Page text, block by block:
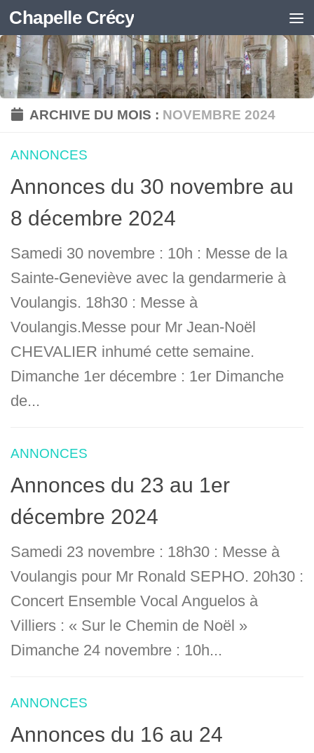
Skip to content
Chapelle Crécy
ARCHIVE DU MOIS : NOVEMBRE 2024
ANNONCES
Annonces du 30 novembre au
8 décembre 2024
Samedi 30 novembre : 10h : Messe de la
Sainte-Geneviève avec la gendarmerie à
Voulangis. 18h30 : Messe à
Voulangis.Messe pour Mr Jean-Noël
CHEVALIER inhumé cette semaine.
Dimanche 1er décembre : 1er Dimanche
de...
ANNONCES
Annonces du 23 au 1er
décembre 2024
Samedi 23 novembre : 18h30 : Messe à
Voulangis pour Mr Ronald SEPHO. 20h30 :
Concert Ensemble Vocal Anguelos à
Villiers : « Sur le Chemin de Noël »
Dimanche 24 novembre : 10h...
ANNONCES
Annonces du 16 au 24